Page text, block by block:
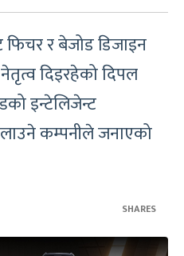
फिचर र बेजोड डिजाइन
दिइरहेको दिपल
इन्टेलिजेन्ट
कम्पनीले जनाएको
SHARES